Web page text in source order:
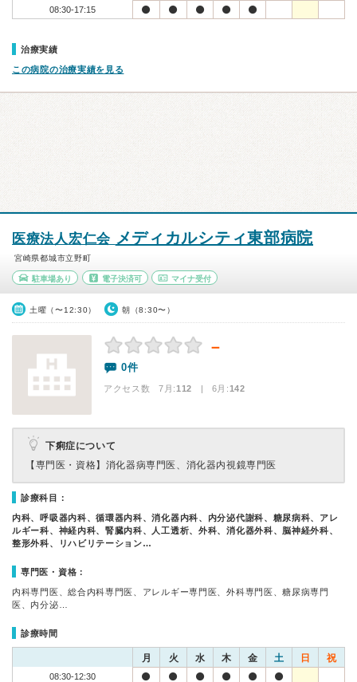
08:30-17:15
治療実績
この病院の治療実績を見る
医療法人宏仁会 メディカルシティ東部病院
宮崎県都城市立野町
駐車場あり 電子決済可 マイナ受付
土曜（〜12:30） 朝（8:30〜）
－
0件
アクセス数 7月:112 | 6月:142
下痢症について
【専門医・資格】 消化器病専門医、消化器内視鏡専門医
診療科目：
内科、呼吸器内科、循環器内科、消化器内科、内分泌代謝科、糖尿病科、アレ
ルギー科、神経内科、腎臓内科、人工透析、外科、消化器外科、脳神経外科、
整形外科、リハビリテーション…
専門医・資格：
内科専門医、総合内科専門医、アレルギー専門医、外科専門医、糖尿病専門
医、内分泌…
診療時間
月 火 水 木 金 土 日 祝
08:30-12:30